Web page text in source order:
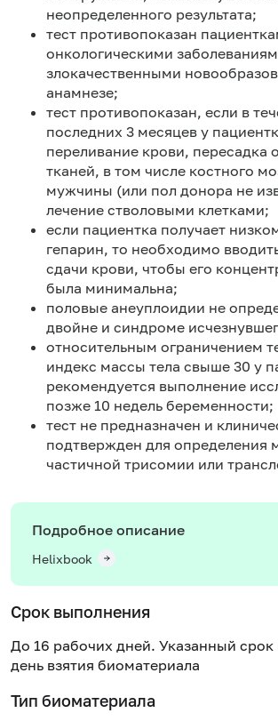
неопределенного результата;
тест противопоказан
онкологическими
злокачественными
анамнезе;
тест противопоказан, если в
последних 3 месяцев у
переливание крови, пересадка
тканей, в том числе костного
мужчины (или пол донора не
лечение стволовыми клетками;
если пациентка получает
гепарин, то необходимо
сдачи крови, чтобы его
была минимальна;
половые анеуплоидии не
двойне и синдроме
относительным ограничением
индекс массы тела свыше 30 у
рекомендуется выполнение
позже 10 недель беременности;
тест не предназначен и
подтвержден для определения
частичной трисомии или
Подробное описание
Helixbook
Срок выполнения
До 16 рабочих дней. Указанный срок
день взятия биоматериала
Тип биоматериала